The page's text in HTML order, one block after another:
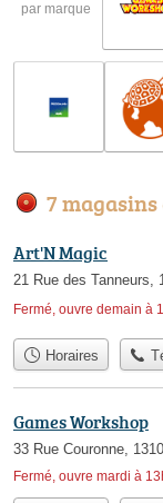
par marque
7
Art'N Magic
21 Rue des Tanneurs,
Fermé, ouvre demain à
Horaires
Games Workshop
33 Rue Couronne,
Fermé, ouvre mardi à